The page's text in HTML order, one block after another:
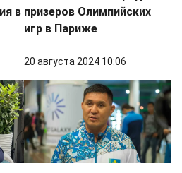
в призеров Олимпийских
игр в Париже
20 августа 2024 10:06